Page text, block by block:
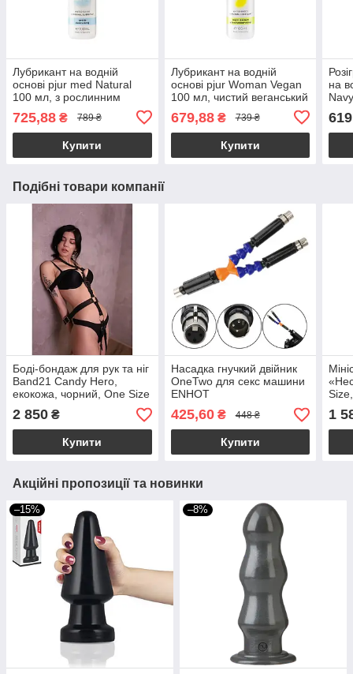
Лубрикант на водній
основі pjur med Natural
100 мл, з рослинним
шкіри
725,88 ₴ 789 ₴
Купити
Лубрикант на водній
основі pjur Woman Vegan
100 мл, чистий веганський
679,88₴ 739 ₴
Купити
на
619
Подібні товари компанії
Боді-бондаж для рук та ніг
Band21 Candy Hero,
екокожа, чорний, One Size
2 850 ₴
Купити
Насадка гнучкий двійник
OneTwo для секс машини
ENHOT
425,60₴ 448 ₴
Купити
1
Акційні пропозиції та новинки
–15% –8%